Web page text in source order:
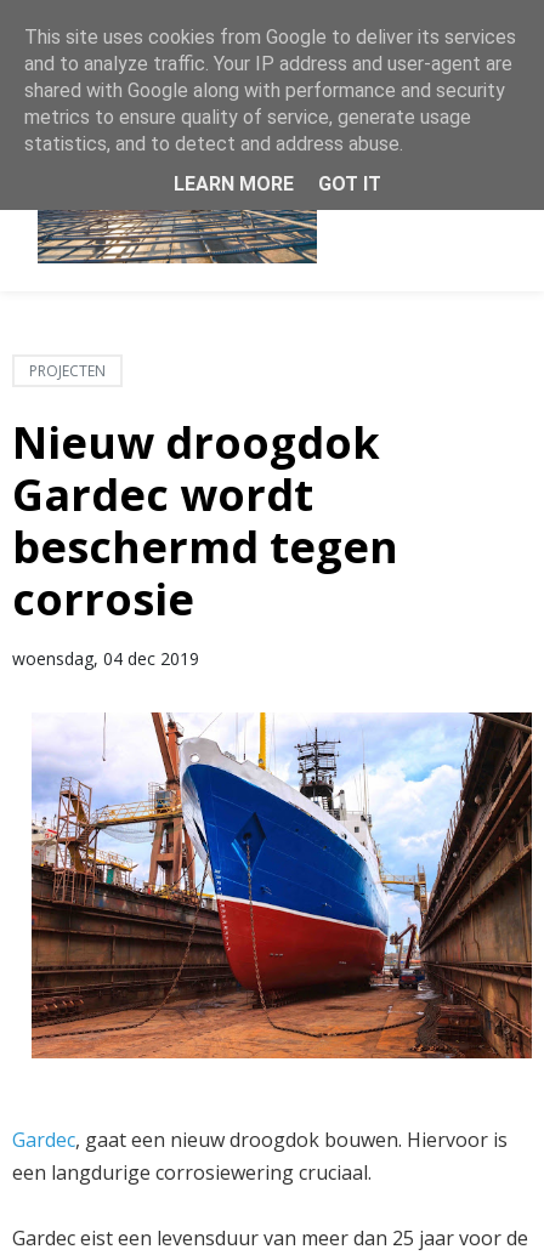
PROJECTEN
Nieuw droogdok
Gardec wordt
beschermd tegen
corrosie
woensdag, 04 dec 2019
Gardec, gaat een nieuw droogdok bouwen. Hiervoor is
een langdurige corrosiewering cruciaal.
Gardec eist een levensduur van meer dan 25 jaar voor de
This site uses cookies from Google to deliver its services
and to analyze traffic. Your IP address and user-agent are
shared with Google along with performance and security
metrics to ensure quality of service, generate usage
statistics, and to detect and address abuse.
LEARN MORE
GOT IT